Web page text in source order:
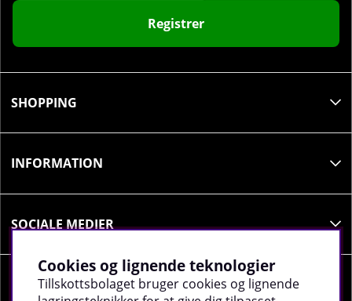
Registrer
SHOPPING
INFORMATION
SOCIALE MEDIER
VIRKSOMHEDSOPLYSNINGER
Cookies og lignende teknologier
Tillskottsbolaget bruger cookies og lignende